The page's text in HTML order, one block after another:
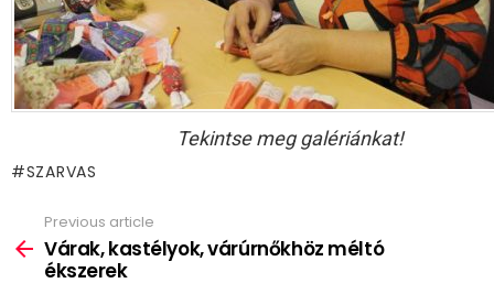
Tekintse meg galériánkat!
SZARVAS
more
Previous article
Várak, kastélyok, várúrnőkhöz méltó
ékszerek